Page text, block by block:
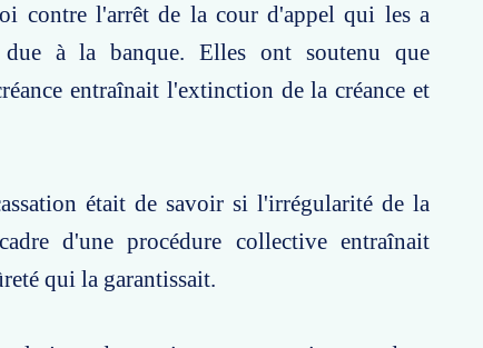
contre l'arrêt de la cour d'appel qui les a
due à la banque. Elles ont soutenu que
entraînait l'extinction de la créance et
était de savoir si l'irrégularité de la
d'une procédure collective entraînait
qui la garantissait.